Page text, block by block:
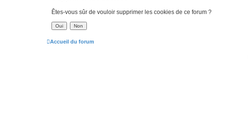
Êtes-vous sûr de vouloir supprimer les cookies de ce forum ?
Accueil du forum